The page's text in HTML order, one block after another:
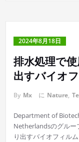
2024年8月18日
排水処理で
出すバイオ
By Mx に Nature,
Department of
Netherlandsのグルー
り出すバイオフィル